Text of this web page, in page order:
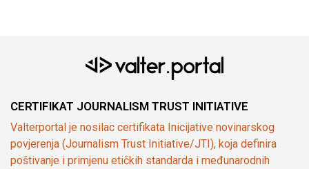
CERTIFIKAT JOURNALISM TRUST INITIATIVE
Valterportal je nosilac certifikata Inicijative novinarskog
povjerenja (Journalism Trust Initiative/JTI), koja definira
poštivanje i primjenu etičkih standarda i međunarodnih